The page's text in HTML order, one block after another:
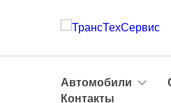
Автомобили
Контакты